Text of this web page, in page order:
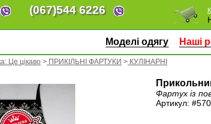
(067)544 6226
Моделі одягу Наші
Це цікаво > ПРИКІЛЬНІ ФАРТУКИ > КУЛІНАРНІ
Фартух із
Артикул: